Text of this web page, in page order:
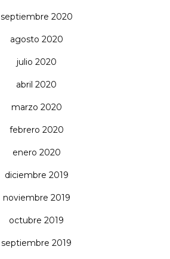
septiembre 2020
agosto 2020
julio 2020
abril 2020
marzo 2020
febrero 2020
enero 2020
diciembre 2019
noviembre 2019
octubre 2019
septiembre 2019